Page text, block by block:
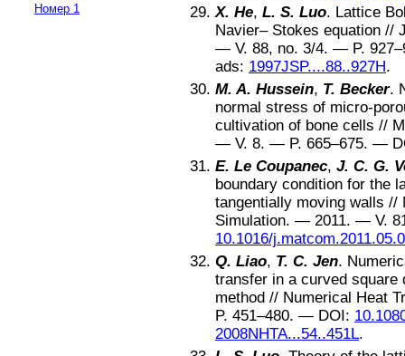
Номер 1
X. He, L. S. Luo. Lattice
Navier– Stokes equation //
— V. 88, no. 3/4. — P.
ads: 1997JSP....88..927H.
M. A. Hussein, T. Becker.
normal stress of micro-
cultivation of bone cells //
— V. 8. — P. 665–675. —
E. Le Coupanec, J. C. G.
boundary condition for the
tangentially moving walls //
Simulation. — 2011. — V.
10.1016/
Q. Liao, T. C. Jen.
transfer in a curved square
method // Numerical Heat
P. 451–480. — DOI:
2008NHTA...54..451L.